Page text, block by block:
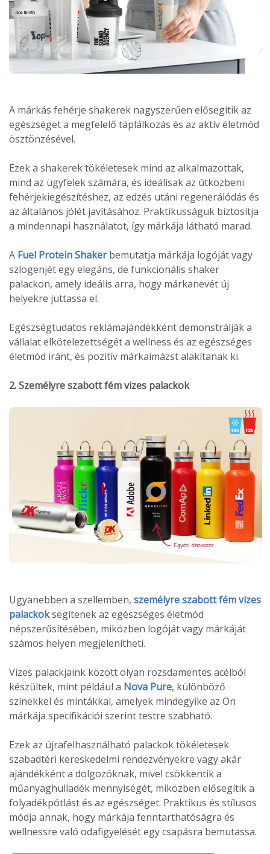
A márkás fehérje shakerek nagyszerűen elősegítik az
egészséget a megfelelő táplálkozás és az aktív életmód
ösztönzésével.
Ezek a shakerek tökéletesek mind az alkalmazottak,
mind az ügyfelek számára, és ideálisak az útközbeni
fehérjekiegészítéshez, az edzés utáni regenerálódás és
az általános jólét javításához. Praktikusságuk biztosítja
a mindennapi használatot, így márkája látható marad.
A Fuel Protein Shakerbemutatja márkája logóját vagy
szlogenjét egy elegáns, de funkcionális shaker
palackon, amely ideális arra, hogy márkanevét új
helyekre juttassa el.
Egészségtudatos reklámajándékként demonstrálják a
vállalat elkötelezettségét a wellness és az egészséges
életmód iránt, és pozitív márkaimázst alakítanak ki.
2. Személyre szabott fém vizes palackok
Ugyanebben a szellemben, személyre szabott fém vizes
palackoksegítenek az egészséges életmód
népszerűsítésében, miközben logóját vagy márkáját
számos helyen megjelenítheti.
Vizes palackjaink között olyan rozsdamentes acélból
készültek, mint például a Nova Pure, különböző
színekkel és mintákkal, amelyek mindegyike az Ön
márkája specifikációi szerint testre szabható.
Ezek az újrafelhasználható palackok tökéletesek
szabadtéri kereskedelmi rendezvényekre vagy akár
ajándékként a dolgozóknak, mivel csökkentik a
műanyaghulladék mennyiségét, miközben elősegítik a
folyadékpótlást és az egészséget. Praktikus és stílusos
módja annak, hogy márkája fenntarthatóságra és
wellnessre való odafigyelését egy csapásra bemutassa.